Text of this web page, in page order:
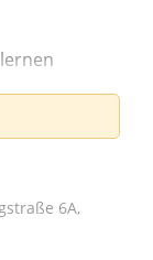
egal
ungemein,
keine zweite
6A,